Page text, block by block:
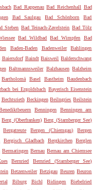
Bad Rappenau Bad Reichenhall Bad
Bad Saulgau Bad Schönborn
Bad
Steben Bad Teinach-Zavelstein Bad Tölz
Bad Wildbad Bad Wimpfen
Bad
Baden-Baden Badenweiler
Bahlingen
Baiersdorf Baindt Baisweil Balderschwang
Baltmannsweiler Balzhausen Balzheim
Bartholomä Basel Bastheim
Baudenbach
bei Ergoldsbach Bayerisch Eisenstein
Bechtsrieth Beckingen Beilngries Beilstein
Benningen
Benningen am
Berg (Oberfranken) Berg (Starnberger See)
Bergatreute Bergen (Chiemgau)
Bergen
Bergisch Gladbach Bergkirchen
Berglen
Bermatingen Bernau Bernau am Chiemsee
Bernried
Bernried (Starnberger See)
Betzenweiler Betzigau Beuren Beuron
Biburg Bichl Bidingen
Biebelried